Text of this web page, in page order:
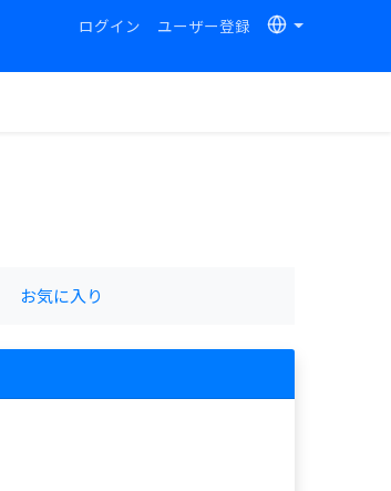
ログイン ユーザー登録
お気に入り